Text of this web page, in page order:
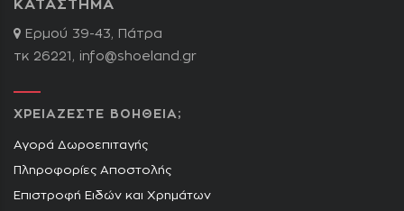
ΚΑΤΑΣΤΗΜΑ
Ερμού 39-43, Πάτρα
τκ 26221, info@shoeland.gr
ΧΡΕΙΑΖΕΣΤΕ ΒΟΗΘΕΙΑ;
Αγορά Δωροεπιταγής
Πληροφορίες Αποστολής
Επιστροφή Ειδών και Χρημάτων